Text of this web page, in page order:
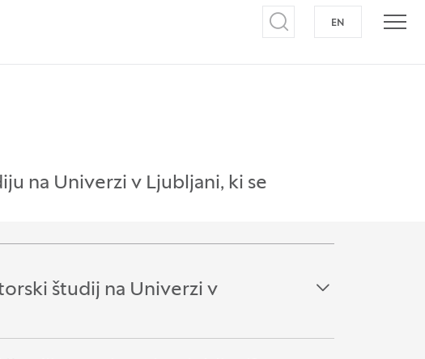
Odpri iskalnik
EN NA ANGLEŠKI
na Univerzi v Ljubljani, ki se
študij na Univerzi v